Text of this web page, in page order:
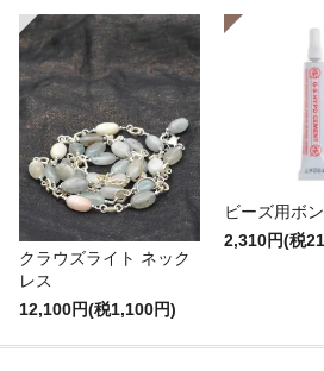
クラウズライト ネック
レス
12,100円(税1,100円)
ビーズ用ボ
2,310円(税